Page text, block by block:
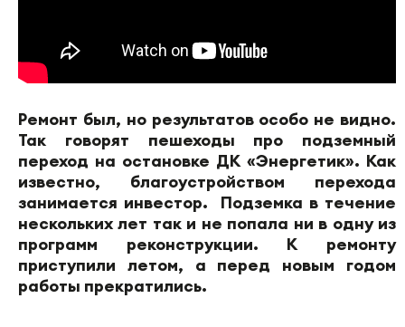
Ремонт был, но результатов особо не видно.
Так говорят пешеходы про подземный
переход на остановке ДК «Энергетик». Как
известно, благоустройством перехода
занимается инвестор. Подземка в течение
нескольких лет так и не попала ни в одну из
программ реконструкции. К ремонту
приступили летом, а перед новым годом
работы прекратились.